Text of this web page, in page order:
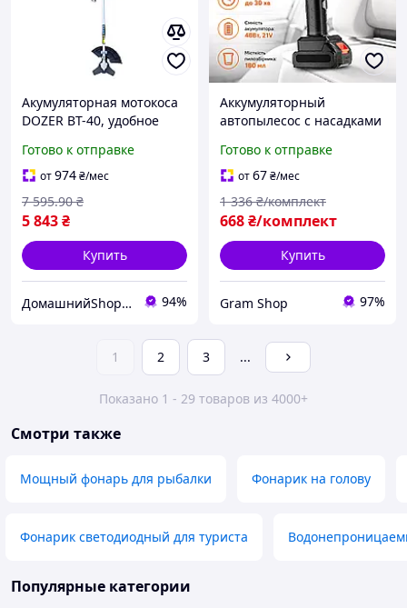
Акумуляторная мотокоса
DOZER BT-40, удобное
ухода.
Готово к отправке
от974₴/мес
5 843₴
7 595.90 ₴
Купить
ДомашнийShop🏡✨ - заказ онлайн, не выходя из дома💕 94%
Аккумуляторный
автопылесос с насадками
пылесос для автомобиля
и домашнего
использования Мини
пылесос 1 АКБ
Готово к отправке
от67₴/мес
668₴/комплект
1 336 ₴/комплект
Купить
Gram Shop 97%
1 2 3 ...
Показано 1 - 29 товаров из 4000+
Смотри также
Мощный фонарь для рыбалки Фонарик на голову
Фонарик светодиодный для туриста
Популярные категории